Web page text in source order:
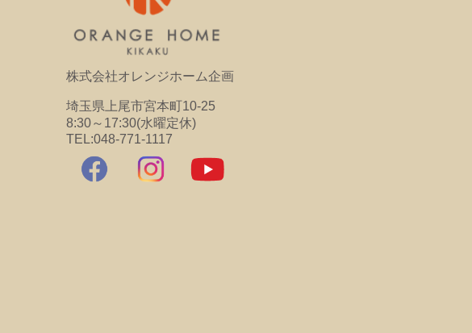
株式会社オレンジホーム企画
埼玉県上尾市宮本町10-25
8:30～17:30(水曜定休)
TEL:048-771-1117